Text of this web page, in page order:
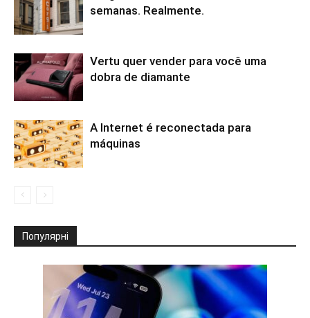
semanas. Realmente.
Vertu quer vender para você uma
dobra de diamante
A Internet é reconectada para
máquinas
Популярні